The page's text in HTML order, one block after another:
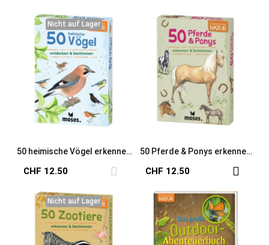
Nicht auf Lager
Nicht auf Lager
50 heimische Vögel erkennen
CHF 12.50
50 Pferde & Ponys erkennen
CHF 12.50
Nicht auf Lager
Nicht auf Lager